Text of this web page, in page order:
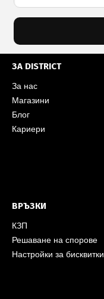
ЗА DISTRICT
За нас
Магазини
Блог
Кариери
ВРЪЗКИ
КЗП
Решаване на спорове
Настройки за бисквитки